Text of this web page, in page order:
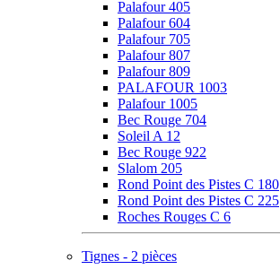
Palafour 405
Palafour 604
Palafour 705
Palafour 807
Palafour 809
PALAFOUR 1003
Palafour 1005
Bec Rouge 704
Soleil A 12
Bec Rouge 922
Slalom 205
Rond Point des Pistes C 180
Rond Point des Pistes C 225
Roches Rouges C 6
Tignes - 2 pièces